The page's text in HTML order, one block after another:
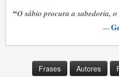
“O sábio procura a sabedoria,
—
Frases Autores